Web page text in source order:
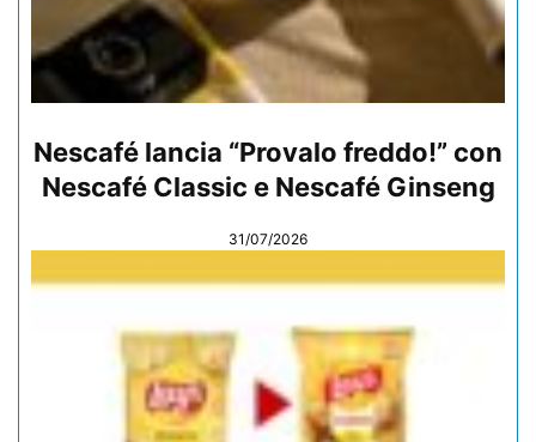
Nescafé lancia “Provalo freddo!” con
Nescafé Classic e Nescafé Ginseng
31/07/2026